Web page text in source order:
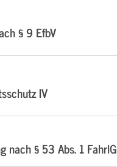
§ 9 EfbV
IV
nach § 53 Abs. 1 FahrlG